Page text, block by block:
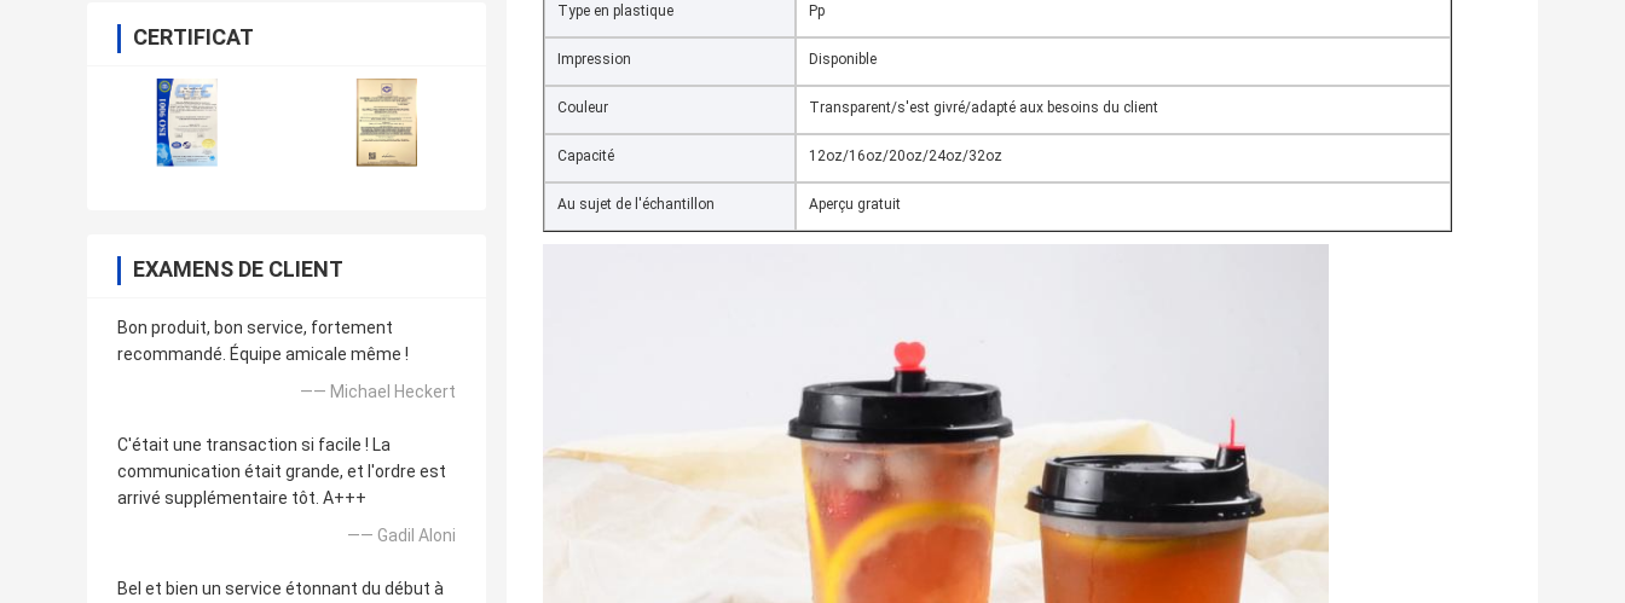
CERTIFICAT
EXAMENS DE CLIENT
Bon produit, bon service, fortement
recommandé. Équipe amicale même !
—— Michael Heckert
C'était une transaction si facile ! La
communication était grande, et l'ordre est
arrivé supplémentaire tôt. A+++
—— GadiI Aloni
Bel et bien un service étonnant du début à
Type en plastique Pp
Impression Disponible
Couleur Transparent/s'est givré/adapté aux besoins du client
Capacité 12oz/16oz/20oz/24oz/32oz
Au sujet de l'échantillon Aperçu gratuit